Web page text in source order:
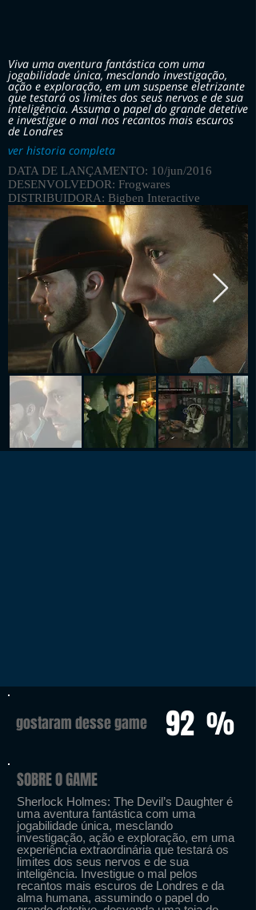
Viva uma aventura fantástica com uma
jogabilidade única, mesclando investigação,
ação e exploração, em um suspense eletrizante
que testará os limites dos seus nervos e de sua
inteligência. Assuma o papel do grande detetive
e investigue o mal nos recantos mais escuros
de Londres
ver historia completa
DATA DE LANÇAMENTO: 10/jun/2016
DESENVOLVEDOR: Frogwares
DISTRIBUIDORA: Bigben Interactive
gostaram desse game 92 %
SOBRE O GAME
Sherlock Holmes: The Devil’s Daughter é
uma aventura fantástica com uma
jogabilidade única, mesclando
investigação, ação e exploração, em uma
experiência extraordinária que testará os
limites dos seus nervos e de sua
inteligência. Investigue o mal pelos
recantos mais escuros de Londres e da
alma humana, assumindo o papel do